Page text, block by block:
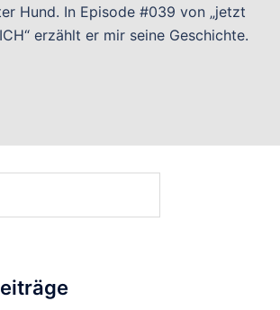
Hund. In Episode #039 von „jetzt
erzählt er mir seine Geschichte.